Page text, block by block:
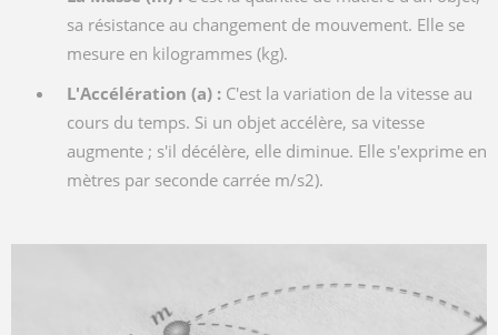
sa résistance au changement de mouvement. Elle se
mesure en kilogrammes (kg).
L'Accélération (a) : C'est la variation de la vitesse au
cours du temps. Si un objet accélère, sa vitesse
augmente ; s'il décélère, elle diminue. Elle s'exprime en
mètres par seconde carrée m/s2).